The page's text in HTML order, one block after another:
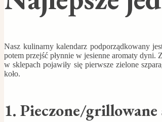
Nasz kulinarny kalendarz podporządkowany
potem przejść płynnie w jesienne aromaty dyni.
w sklepach pojawiły się pierwsze zielone
koło.
1. Pieczone/